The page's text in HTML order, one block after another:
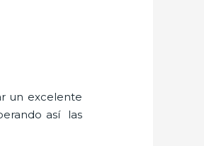
un excelente
así las